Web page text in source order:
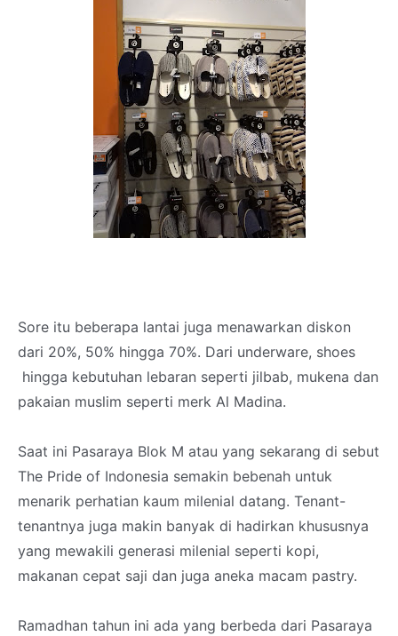
Sore itu beberapa lantai juga menawarkan diskon
dari 20%, 50% hingga 70%. Dari underware, shoes
hingga kebutuhan lebaran seperti jilbab, mukena dan
pakaian muslim seperti merk Al Madina.
Saat ini Pasaraya Blok M atau yang sekarang di sebut
The Pride of Indonesia semakin bebenah untuk
menarik perhatian kaum milenial datang. Tenant-
tenantnya juga makin banyak di hadirkan khususnya
yang mewakili generasi milenial seperti kopi,
makanan cepat saji dan juga aneka macam pastry.
Ramadhan tahun ini ada yang berbeda dari Pasaraya